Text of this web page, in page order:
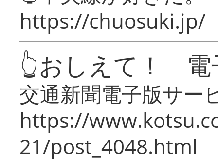
https://chuosuki.jp/
👆おしえて！ 電
交通新聞電子版サー
https://
21/post_4048.html